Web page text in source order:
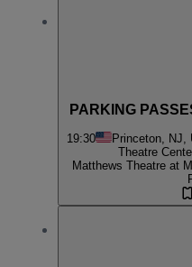
PARKING
19:30 Princeton, NJ,
Theatre
Matthews Theatre at